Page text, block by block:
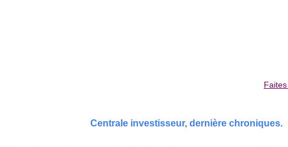
Centrale investisseur, dernière chroniques.